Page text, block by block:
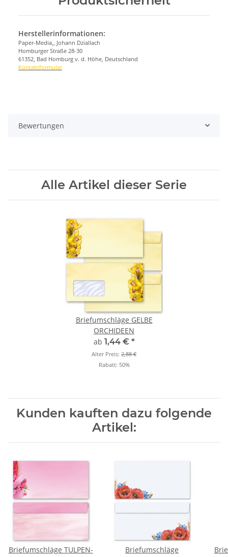
Herstellerinformationen:
Paper-Media,, Johann Dziallach
Homburger Straße 28-30
61352, Bad Homburg v. d. Höhe, Deutschland
Kontaktformular
Bewertungen
Alle Artikel dieser Serie
Briefumschläge GELBE
ORCHIDEEN
ab 1,44 € *
Alter Preis: 2,88 €
Rabatt: 50%
Kunden kauften dazu folgende
Artikel:
Briefumschläge TULPEN-
Briefumschläge